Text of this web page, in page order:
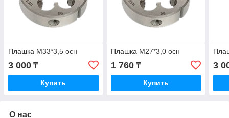
Плашка М33*3,5 осн
3 000 ₸
Купить
Плашка М27*3,0 осн
1 760₸
Купить
3
О нас